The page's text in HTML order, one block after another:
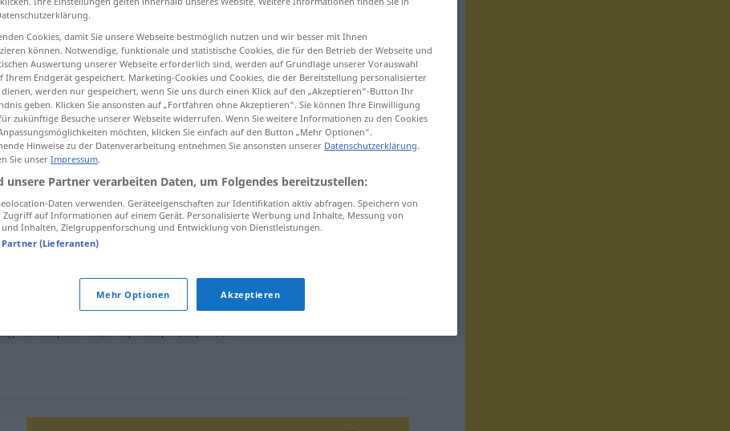
neckisch
affig
,kokett,aufreizend,kess,keck,frech
Cookies, damit Sie unsere Webseite bestmöglich nutzen und wir besser mit Ihnen
können. Notwendige, funktionale und statistische Cookies, die für den Betrieb der Webseite und
Auswertung unserer Webseite erforderlich sind, werden auf Grundlage unserer Vorauswahl
Ihrem Endgerät gespeichert. Marketing-Cookies und Cookies, die der Bereitstellung personalisierter
werden nur gespeichert, wenn Sie uns durch einen Klick auf den „Akzeptieren“-Button Ihr
geben. Klicken Sie ansonsten auf „Fortfahren ohne Akzeptieren“. Sie können Ihre Einwilligung
zukünftige Besuche unserer Webseite widerrufen. Wenn Sie weitere Informationen zu den Cookies
möchten, klicken Sie einfach auf den Button „Mehr Optionen“.
Hinweise zu der Datenverarbeitung entnehmen Sie ansonsten unserer Datenschutzerklärung.
Sie unser Impressum.
unsere Partner verarbeiten Daten, um Folgendes bereitzustellen:
Daten verwenden. Geräteeigenschaften zur Identifikation aktiv abfragen. Speichern von
auf Informationen auf einem Gerät. Personalisierte Werbung und Inhalte, Messung von
Inhalten, Zielgruppenforschung und Entwicklung von Dienstleistungen.
Partner (Lieferanten)
Mehr Optionen Akzeptieren